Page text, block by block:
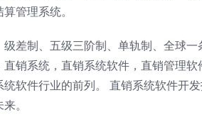
管理系统。
差制、五级三阶制、单轨制、全球一
销系统，直销系统软件，直销管理
软件行业的前列。 直销系统软件开
。